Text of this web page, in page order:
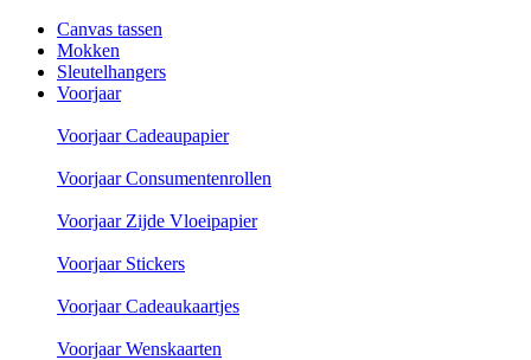
Canvas tassen
Mokken
Sleutelhangers
Voorjaar
Voorjaar Cadeaupapier
Voorjaar Consumentenrollen
Voorjaar Zijde Vloeipapier
Voorjaar Stickers
Voorjaar Cadeaukaartjes
Voorjaar Wenskaarten